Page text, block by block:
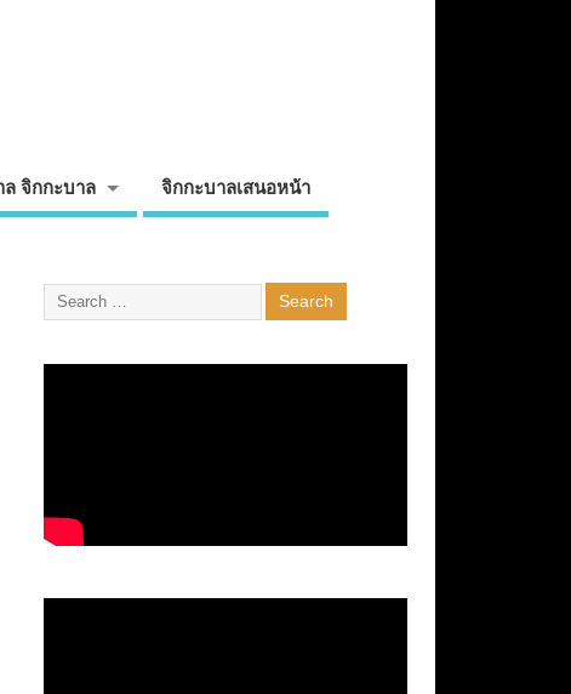
ล จิกกะบาล จิกกะบาลเสนอหน้า